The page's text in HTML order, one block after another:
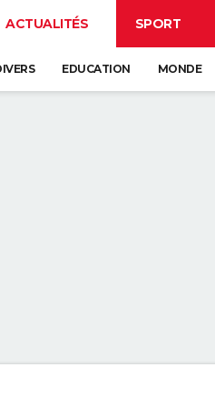
ACTUALITÉS SPORT
EDUCATION MONDE